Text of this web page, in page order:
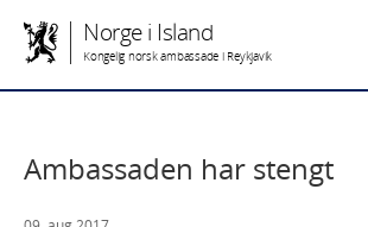
Norge i Island
Kongelig norsk ambassade i Reykjavik
Ambassaden har stengt